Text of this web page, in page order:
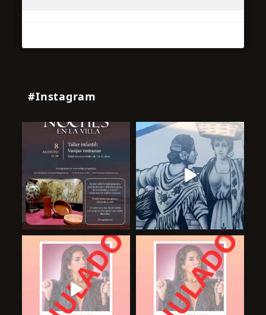
#Instagram